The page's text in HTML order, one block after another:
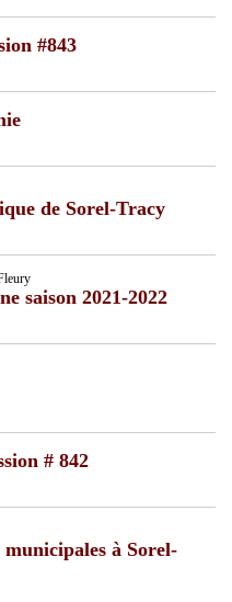
#843
de Sorel-Tracy
saison 2021-2022
# 842
municipales à Sorel-